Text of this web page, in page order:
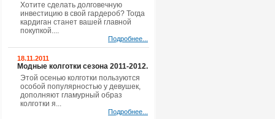
Хотите сделать долговечную
инвестицию в свой гардероб? Тогда
кардиган станет вашей главной
покупкой....
Подробнее...
18.11.2011
Модные колготки сезона 2011-2012.
Этой осенью колготки пользуются
особой популярностью у девушек,
дополняют гламурный образ
колготки я...
Подробнее...